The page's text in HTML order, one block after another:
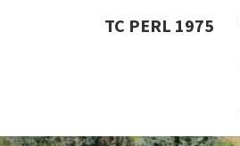
TC PERL 1975